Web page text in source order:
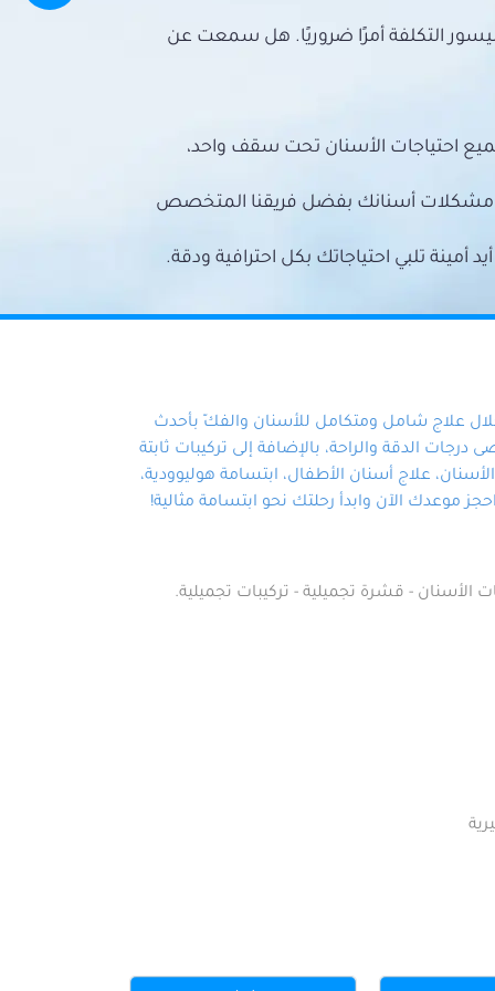
التكلفة أمرًا ضروريًا. هل سمعت عن
احتياجات الأسنان تحت سقف واحد،
أسنانك بفضل فريقنا المتخصص
تلبي احتياجاتك بكل احترافية ودقة.
علاج شامل ومتكامل للأسنان والفكّ بأحدث
الدقة والراحة، بالإضافة إلى تركيبات ثابتة
علاج أسنان الأطفال، ابتسامة هوليوودية،
موعدك الآن وابدأ رحلتك نحو ابتسامة مثالية!
الأسنان - قشرة تجميلية - تركيبات تجميلية.